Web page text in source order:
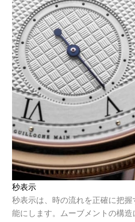
秒表示
秒表示は、時の流れを正確に把
能にします。ムーブメントの構